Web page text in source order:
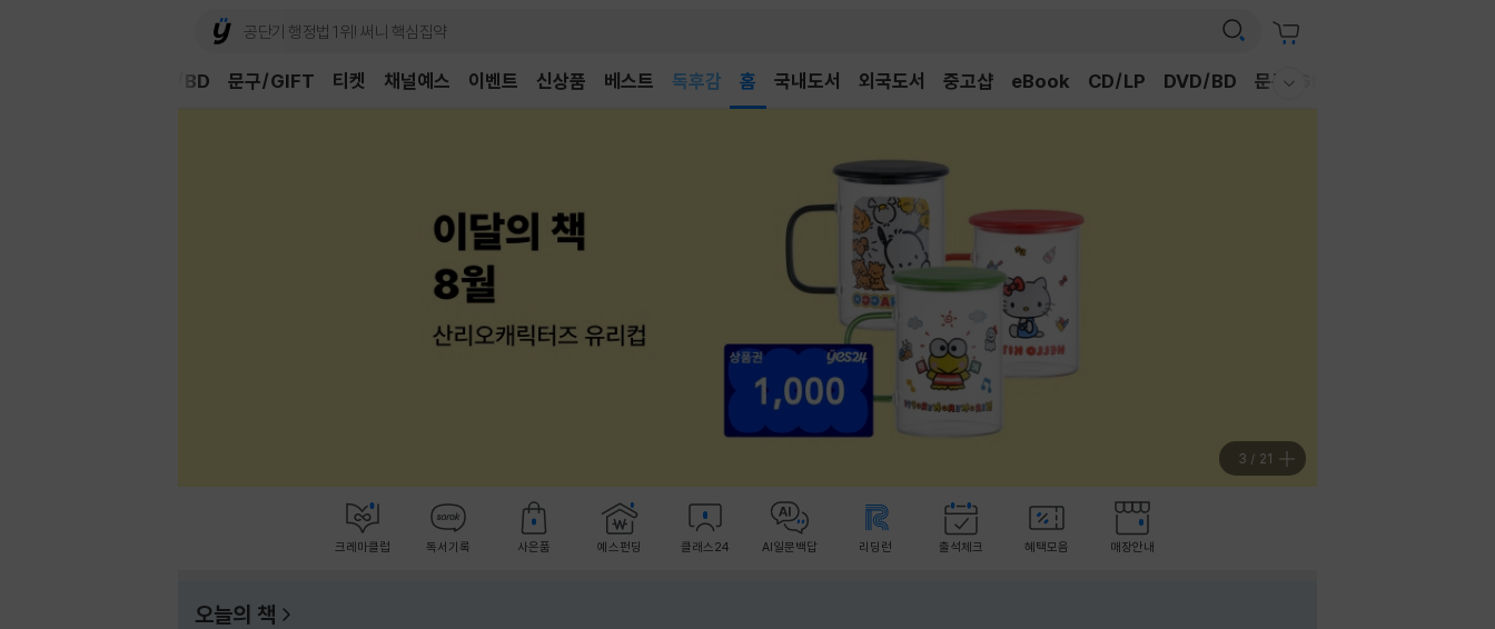
채널예스 이벤트 신상품 베스트
어린이
독후감
홈 국내도서 외국도서 중고샵 eBook CD/LP DVD/BD 문구/GIFT
DVD/BD 문구/GIFT 티켓
3 / 21
크레마클럽 독서기록 사은품 예스펀딩 클래스24 AI일문백답 리딩런 출석체크 혜택모음 매장안내
오늘의 책